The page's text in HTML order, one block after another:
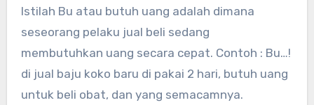
Istilah Bu atau butuh uang adalah dimana
seseorang pelaku jual beli sedang
membutuhkan uang secara cepat. Contoh : Bu…!
di jual baju koko baru di pakai 2 hari, butuh uang
untuk beli obat, dan yang semacamnya.